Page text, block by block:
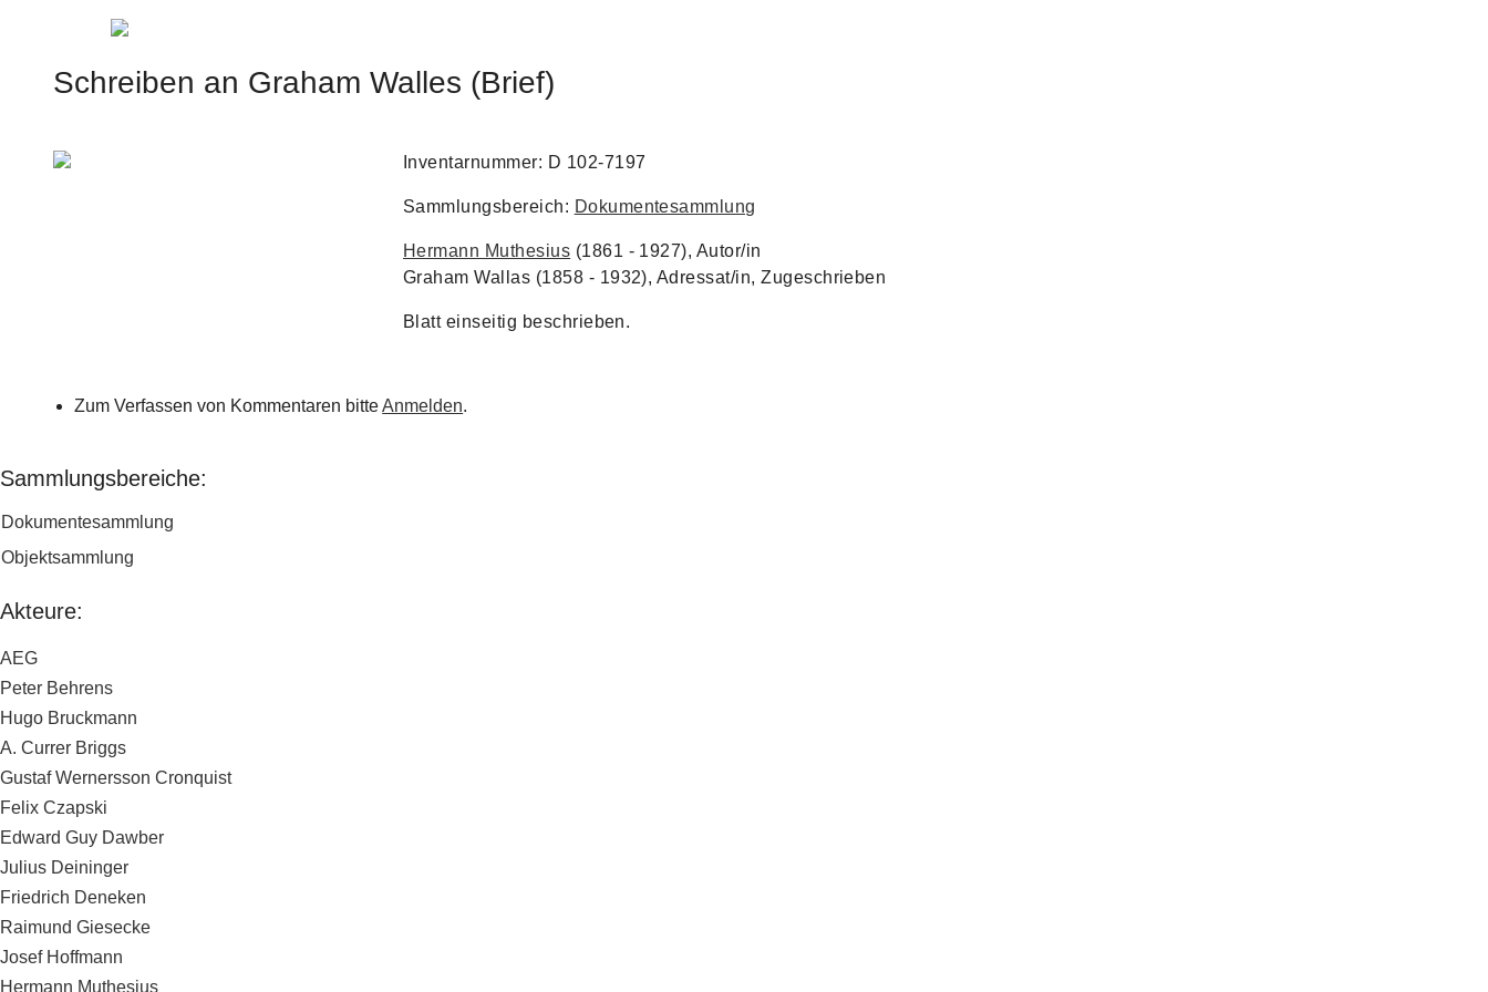
Jump to navigation
Schreiben an Graham Walles (Brief)
Inventarnummer: D 102-7197
Sammlungsbereich: Dokumentesammlung
Hermann Muthesius (1861 - 1927), Autor/in
Graham Wallas (1858 - 1932), Adressat/in, Zugeschrieben
Blatt einseitig beschrieben.
Zum Verfassen von Kommentaren bitteAnmelden.
Sammlungsbereiche:
Dokumentesammlung
Objektsammlung
Akteure:
AEG
Peter Behrens
Hugo Bruckmann
A. Currer Briggs
Gustaf Wernersson Cronquist
Felix Czapski
Edward Guy Dawber
Julius Deininger
Friedrich Deneken
Raimund Giesecke
Josef Hoffmann
Hermann Muthesius